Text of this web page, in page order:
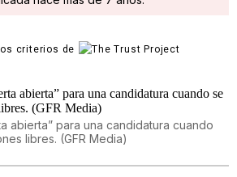
criterios de
abierta” para una candidatura cuando
libres. (GFR Media)